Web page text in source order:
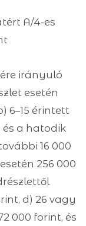
A/4-es
irányuló
esetén
6–15 érintett
és a hatodik
16 000
256 000
d) 26 vagy
000 forint, és